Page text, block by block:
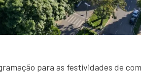
para as festividades de